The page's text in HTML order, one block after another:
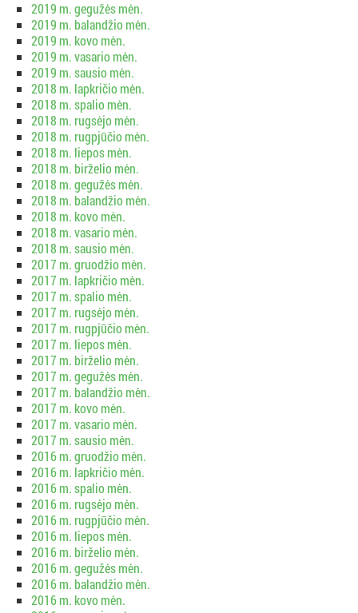
2019 m. gegužės mėn.
2019 m. balandžio mėn.
2019 m. kovo mėn.
2019 m. vasario mėn.
2019 m. sausio mėn.
2018 m. lapkričio mėn.
2018 m. spalio mėn.
2018 m. rugsėjo mėn.
2018 m. rugpjūčio mėn.
2018 m. liepos mėn.
2018 m. birželio mėn.
2018 m. gegužės mėn.
2018 m. balandžio mėn.
2018 m. kovo mėn.
2018 m. vasario mėn.
2018 m. sausio mėn.
2017 m. gruodžio mėn.
2017 m. lapkričio mėn.
2017 m. spalio mėn.
2017 m. rugsėjo mėn.
2017 m. rugpjūčio mėn.
2017 m. liepos mėn.
2017 m. birželio mėn.
2017 m. gegužės mėn.
2017 m. balandžio mėn.
2017 m. kovo mėn.
2017 m. vasario mėn.
2017 m. sausio mėn.
2016 m. gruodžio mėn.
2016 m. lapkričio mėn.
2016 m. spalio mėn.
2016 m. rugsėjo mėn.
2016 m. rugpjūčio mėn.
2016 m. liepos mėn.
2016 m. birželio mėn.
2016 m. gegužės mėn.
2016 m. balandžio mėn.
2016 m. kovo mėn.